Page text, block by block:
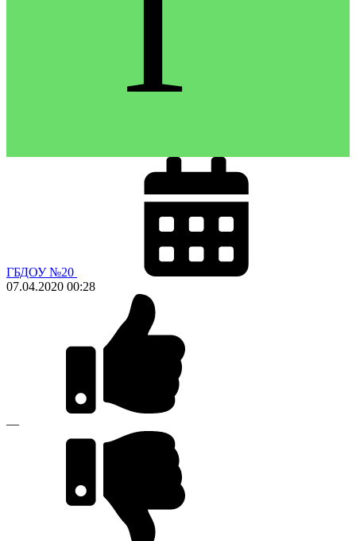
ГБДОУ №20
07.04.2020 00:28
—